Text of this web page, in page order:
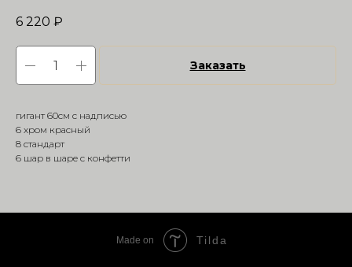
6 220 ₽
Заказать
гигант 60см с надписью
6 хром красный
8 стандарт
6 шар в шаре с конфетти
Made on Tilda